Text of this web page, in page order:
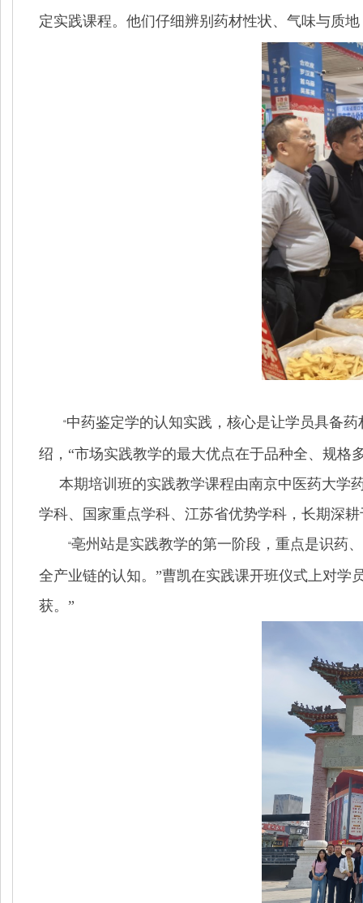
定实践课程。他们仔细辨别药材性状、气味与质
“中药鉴定学的认知实践，核心是让学员具备
绍，“市场实践教学的最大优点在于品种全、规格
本期培训班的实践教学课程由南京中医药大学
学科、国家重点学科、江苏省优势学科，长期深
“亳州站是实践教学的第一阶段，重点是识药
全产业链的认知。”曹凯在实践课开班仪式上对学
获。”